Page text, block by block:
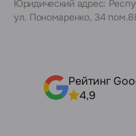
Юридический адрес:
ул. Пономаренко, 34
Рейтинг
4,9